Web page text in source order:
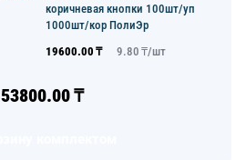
коричневая кнопки 100шт/уп
1000шт/кор ПолиЭр
19600.00 ₸ 9.80 ₸/шт
53800.00₸